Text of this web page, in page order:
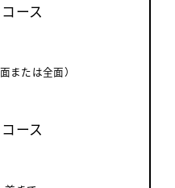
ース
または全面）
ース